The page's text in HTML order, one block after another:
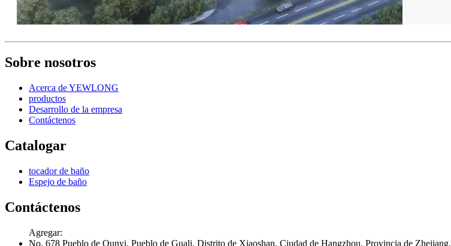
Sobre nosotros
Acerca de YEWLONG
productos
Desarrollo de la empresa
Contáctenos
Catalogar
tocador de baño
Espejo de baño
Contáctenos
Agregar:
No. 678 Pueblo de Qunyi, Pueblo de Guali, Distrito de Xiaoshan, Ciudad de Hangzhou, Provincia de Zhejiang.